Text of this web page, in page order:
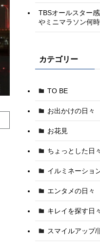
TBSオールスター
やミニマラソン何
カテゴリー
TO BE
お出かけの日々
お花見
ちょっとした日々
イルミネーショ
エンタメの日々
キレイを探す日々
スマイルアップ/